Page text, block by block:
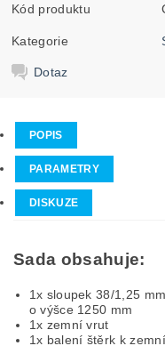
Kód produktu
Kategorie
Dotaz
POPIS
PARAMETRY
DISKUZE
Sada obsahuje:
1x sloupek 38/1,25
o výšce 1250 mm
1x zemní vrut
1x balení štěrk k